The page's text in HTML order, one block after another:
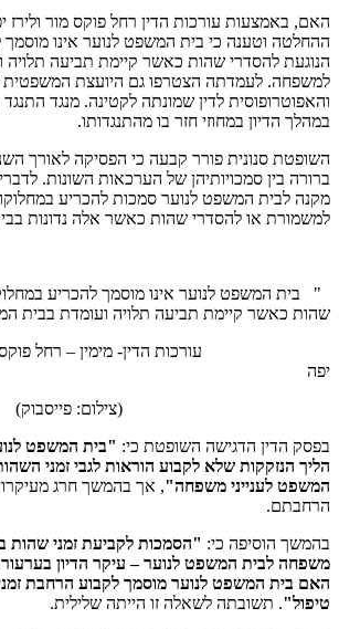
האם, באמצעות עורכות הדין רחל פוקס מור
ההחלטה וטענה כי בית המשפט לנוער אינו
הנוגעת להסדרי שהות כאשר קיימת תביעה
למשפחה. לעמדתה הצטרפו גם היועצת
והאפוטרופוסית לדין שמונתה לקטינה. מנגד
במהלך הדיון במחוזי חזר בו מהתנגדותו.
השופטת סנונית פורר קבעה כי הפסיקה לאורך
ברורה בין סמכויותיהן של הערכאות השונות.
מקנה לבית המשפט לנוער סמכות להכריע
למשמורת או להסדרי שהות כאשר אלה נדונות
" בית המשפט לנוער אינו מוסמך להכריע
שהות כאשר קיימת תביעה תלויה ועומדת בבית
עורכות הדין- מימין – רחל פוקס
יפה
(צילום: פייסבוק)
בפסק הדין הדגישה השופטת כי: "בית המשפט
הליך הנזקקות שלא לקבוע הוראות לגבי זמני
המשפט לענייני משפחה", אך בהמשך חרג
הרחבתם.
בהמשך הוסיפה כי: "הסמכות לקביעת זמני שהות
משפחה לבית המשפט לנוער – עיקר הדיון
האם בית המשפט לנוער מוסמך לקבוע הרחבת
טיפול". תשובתה לשאלה זו הייתה שלילית.